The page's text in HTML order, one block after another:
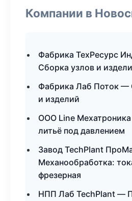
Компании в
Фабрика ТехРесурс
Сборка узлов и
Фабрика Лаб Поток —
и изделий
ООО Line
литьё под давлением
Завод TechPlant
Механообработка:
фрезерная
НПП Лаб TechPlant —